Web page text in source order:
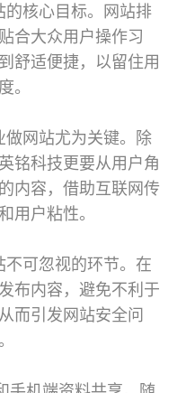
的核心目标。网站排
合大众用户操作习
舒适便捷，以留住用
。
做网站尤为关键。除
铭科技更要从用户角
内容，借助互联网传
用户粘性。
可忽视的环节。在
布内容，避免不利于
而引发网站安全问